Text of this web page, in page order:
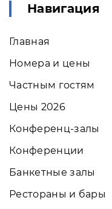
Навигация
Главная
Номера и цены
Частным гостям
Цены 2026
Конференц-залы
Конференции
Банкетные залы
Рестораны и бары